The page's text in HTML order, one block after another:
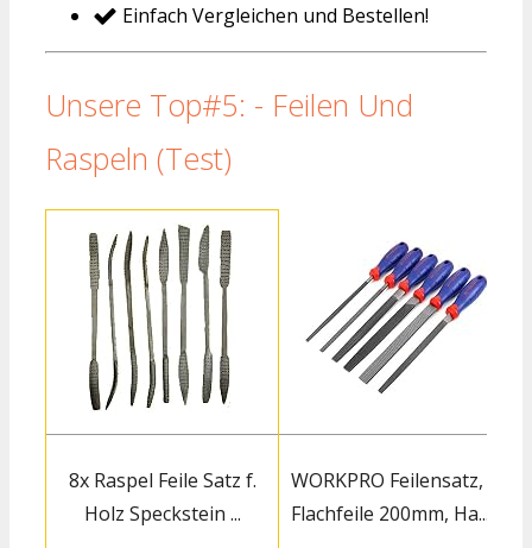
Einfach Vergleichen und Bestellen!
Unsere Top#5: - Feilen Und
Raspeln (Test)
8x Raspel Feile Satz f.
Holz Speckstein ...
WORKPRO Feilensatz,
Flachfeile 200mm, Ha...